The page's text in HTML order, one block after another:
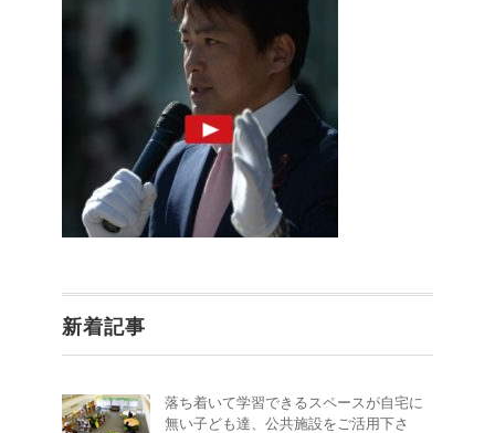
新着記事
落ち着いて学習できるスペースが自宅に
無い子ども達、公共施設をご活用下さ